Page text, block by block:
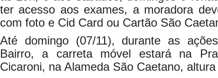
ter acesso aos exames, a moradora
com foto e Cid Card ou Cartão São
Até domingo (07/11), durante as
Bairro, a carreta móvel estará na
Cicaroni, na Alameda São Caetano,